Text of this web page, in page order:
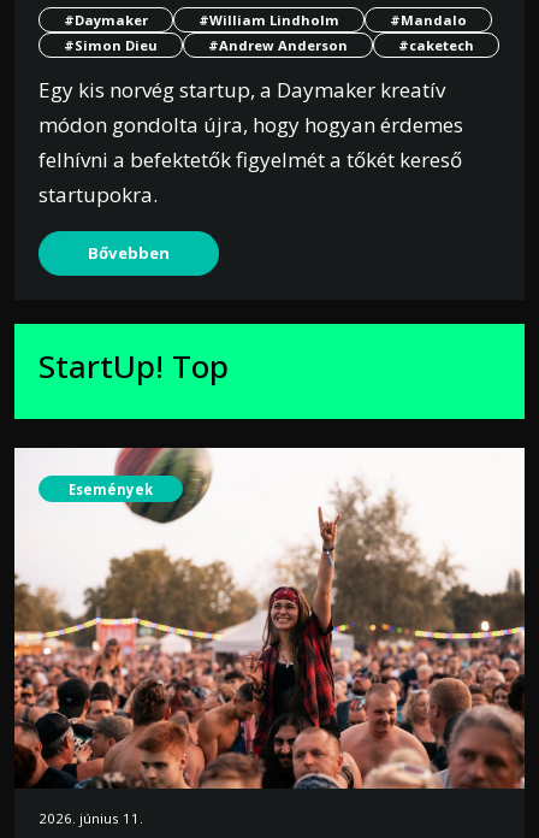
#Daymaker #William Lindholm
#Mandalo
#Simon Dieu
#Andrew Anderson #caketech
Egy kis norvég startup, a Daymaker kreatív
módon gondolta újra, hogy hogyan érdemes
felhívni a befektetők figyelmét a tőkét kereső
startupokra.
Bővebben
StartUp! Top
Események
2026. június 11.